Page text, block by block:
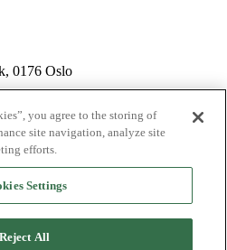
0176 Oslo
you agree to the storing of
site navigation, analyze site
efforts.
Settings
Reject All